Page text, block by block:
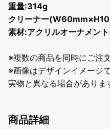
重量:314g
クリーナー
素材:アクリルオーナメン
※複数の商品を同時にご注
※画像はデザインイメージで
実物と異なる場合がありま
商品詳細